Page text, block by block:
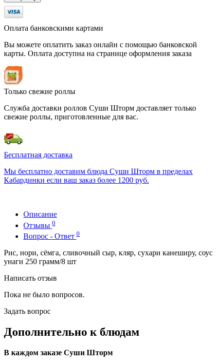
Оплата банковскими картами
Вы можете оплатить заказ онлайн с помощью банковской
карты. Оплата доступна на странице оформления заказа
Только свежие роллы
Служба доставки роллов Суши Шторм доставляет только
свежие роллы, приготовленные для вас.
Бесплатная доставка
Мы бесплатно доставим блюда Суши Шторм в пределах
Кабардинки если ваш заказ более 1200 руб.
Описание
Отзывы 0
Вопрос - Ответ 0
Рис, нори, сёмга, сливочный сыр, кляр, сухари канеширу, соус
унаги 250 грамм/8 шт
Написать отзыв
Пока не было вопросов.
Задать вопрос
Дополнительно к блюдам
В каждом заказе Суши Шторм